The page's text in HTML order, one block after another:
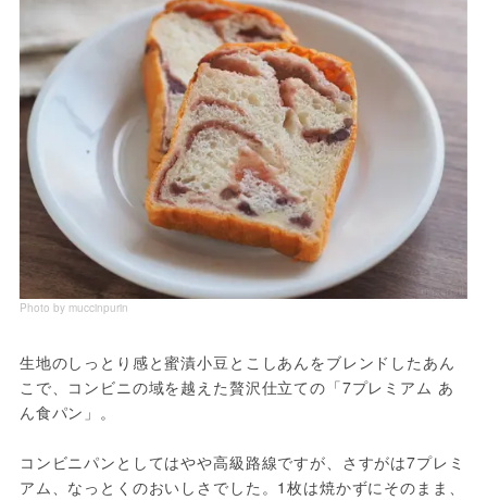
Photo by muccinpurin
生地のしっとり感と蜜漬小豆とこしあんをブレンドしたあん
こで、コンビニの域を越えた贅沢仕立ての「7プレミアム あ
ん食パン」。
コンビニパンとしてはやや高級路線ですが、さすがは7プレミ
アム、なっとくのおいしさでした。1枚は焼かずにそのまま、